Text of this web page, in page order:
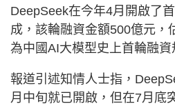
DeepSeek在今年4月開啟了
成，該輪融資金額500億元，
為中國AI大模型史上首輪融資
報道引述知情人士指，
月中旬就已開啟，但在7月底